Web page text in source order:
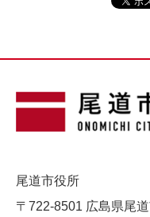
尾道市役所
〒722-8501 広島県尾